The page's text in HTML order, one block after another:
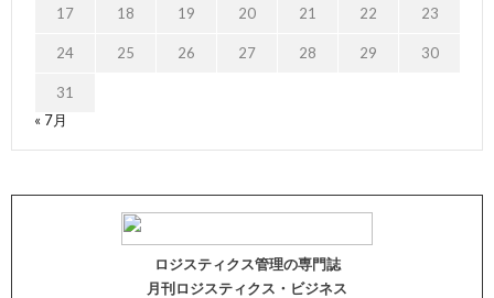
17 18 19 20 21 22 23
24 25 26 27 28 29 30
31
« 7月
ロジスティクス管理の専門誌
月刊ロジスティクス・ビジネス